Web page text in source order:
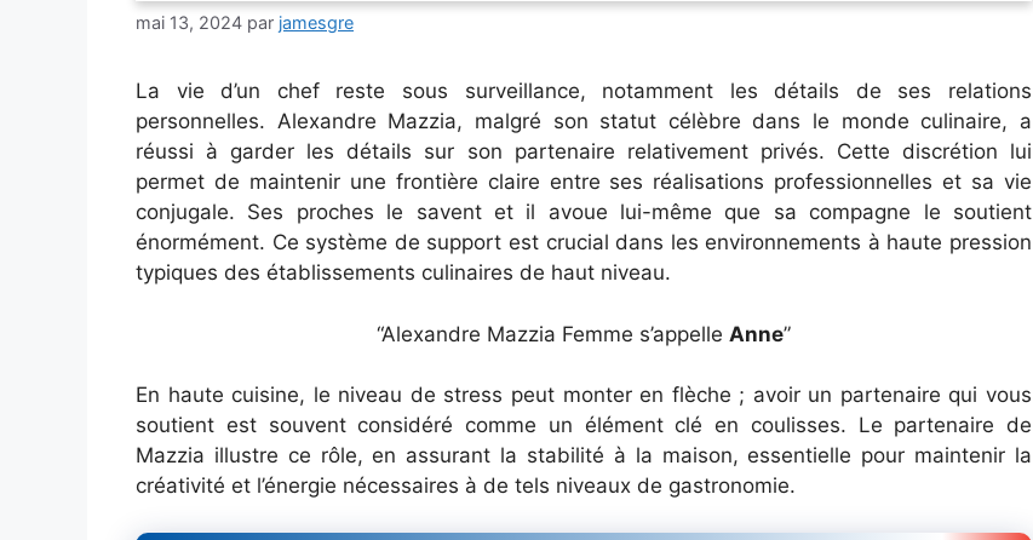
mai 13, 2024 par jamesgre
La vie d’un chef reste sous surveillance, notamment les détails de ses relations
personnelles. Alexandre Mazzia, malgré son statut célèbre dans le monde culinaire, a
réussi à garder les détails sur son partenaire relativement privés. Cette discrétion lui
permet de maintenir une frontière claire entre ses réalisations professionnelles et sa vie
conjugale. Ses proches le savent et il avoue lui-même que sa compagne le soutient
énormément. Ce système de support est crucial dans les environnements à haute pression
typiques des établissements culinaires de haut niveau.
“Alexandre Mazzia Femme s’appelle Anne”
En haute cuisine, le niveau de stress peut monter en flèche ; avoir un partenaire qui vous
soutient est souvent considéré comme un élément clé en coulisses. Le partenaire de
Mazzia illustre ce rôle, en assurant la stabilité à la maison, essentielle pour maintenir la
créativité et l’énergie nécessaires à de tels niveaux de gastronomie.